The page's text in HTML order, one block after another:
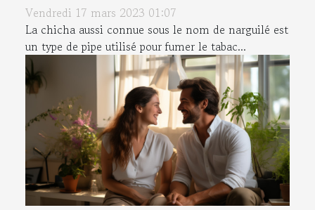
Vendredi 17 mars 2023 01:07
La chicha aussi connue sous le nom de narguilé est
un type de pipe utilisé pour fumer le tabac...